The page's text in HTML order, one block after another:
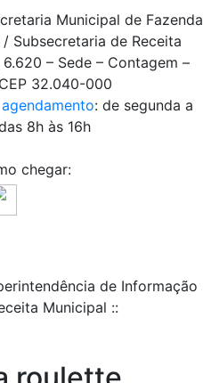
Municipal de Fazenda
Subsecretaria de Receita
– Sede – Contagem –
32.040-000
agendamento: de segunda a
8h às 16h
chegar:
de Informação
Municipal ::